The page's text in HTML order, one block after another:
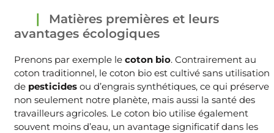
Matières premières et leurs
avantages écologiques
Prenons par exemple le coton bio. Contrairement au
coton traditionnel, le coton bio est cultivé sans utilisation
de pesticides ou d’engrais synthétiques, ce qui préserve
non seulement notre planète, mais aussi la santé des
travailleurs agricoles. Le coton bio utilise également
souvent moins d’eau, un avantage significatif dans les